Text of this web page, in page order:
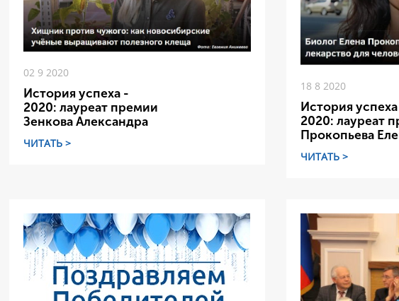
02 9 2020
История успеха -
2020: лауреат премии
Зенкова Александра
ЧИТАТЬ >
18 8 2020
История
2020: лауреат
Прокопьева
ЧИТАТЬ >